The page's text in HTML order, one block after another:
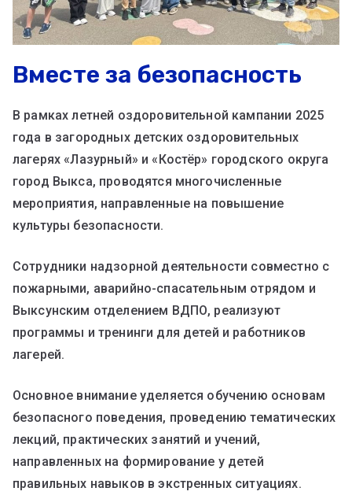
Вместе за безопасность
В рамках летней оздоровительной кампании 2025
года в загородных детских оздоровительных
лагерях «Лазурный» и «Костёр» городского округа
город Выкса, проводятся многочисленные
мероприятия, направленные на повышение
культуры безопасности.
Сотрудники надзорной деятельности совместно с
пожарными, аварийно-спасательным отрядом и
Выксунским отделением ВДПО, реализуют
программы и тренинги для детей и работников
лагерей.
Основное внимание уделяется обучению основам
безопасного поведения, проведению тематических
лекций, практических занятий и учений,
направленных на формирование у детей
правильных навыков в экстренных ситуациях.